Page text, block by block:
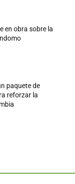
en obra sobre la
paquete de
reforzar la